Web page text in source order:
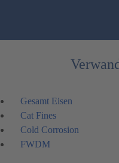
Gesamt Eisen
Cat Fines
Cold Corrosion
FWDM